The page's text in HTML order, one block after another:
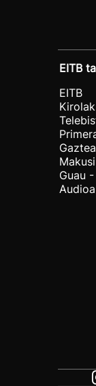
EITB
EITB
Kirolak
Gaztea
Makusi
Guau
Audioa